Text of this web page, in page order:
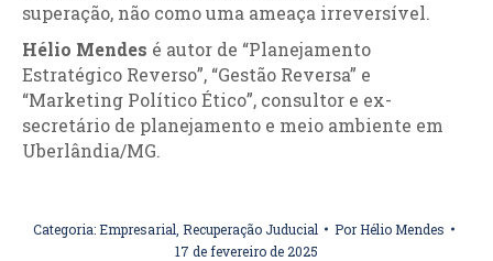
superação, não como uma ameaça irreversível.
Hélio Mendes é autor de “Planejamento
Estratégico Reverso”, “Gestão Reversa” e
“Marketing Político Ético”, consultor e ex-
secretário de planejamento e meio ambiente em
Uberlândia/MG.
Categoria:Empresarial Recuperação Juducial PorHélio Mendes
17 de fevereiro de 2025